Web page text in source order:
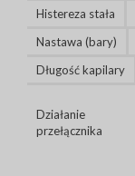
Histereza stała
Nastawa (bary)
Długość kapilary
Działanie
przełącznika